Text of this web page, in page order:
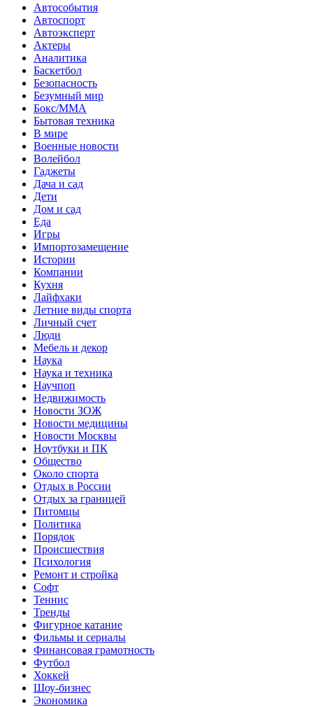
Автособытия
Автоспорт
Автоэксперт
Актеры
Аналитика
Баскетбол
Безопасность
Безумный мир
Бокс/MMA
Бытовая техника
В мире
Военные новости
Волейбол
Гаджеты
Дача и сад
Дети
Дом и сад
Еда
Игры
Импортозамещение
Истории
Компании
Кухня
Лайфхаки
Летние виды спорта
Личный счет
Люди
Мебель и декор
Наука
Наука и техника
Научпоп
Недвижимость
Новости ЗОЖ
Новости медицины
Новости Москвы
Ноутбуки и ПК
Общество
Около спорта
Отдых в России
Отдых за границей
Питомцы
Политика
Порядок
Происшествия
Психология
Ремонт и стройка
Софт
Теннис
Тренды
Фигурное катание
Фильмы и сериалы
Финансовая грамотность
Футбол
Хоккей
Шоу-бизнес
Экономика